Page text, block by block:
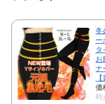
冬
ー
タ
お
ナ
価
時